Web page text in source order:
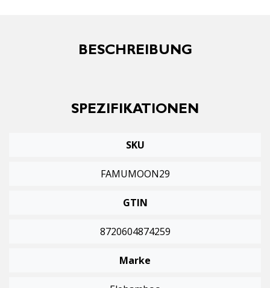
BESCHREIBUNG
SPEZIFIKATIONEN
SKU
FAMUMOON29
GTIN
8720604874259
Marke